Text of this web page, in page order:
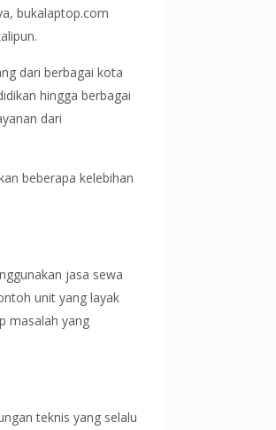
bukalaptop.com
dari berbagai kota
hingga berbagai
dari
beberapa kelebihan
jasa sewa
unit yang layak
masalah yang
teknis yang selalu